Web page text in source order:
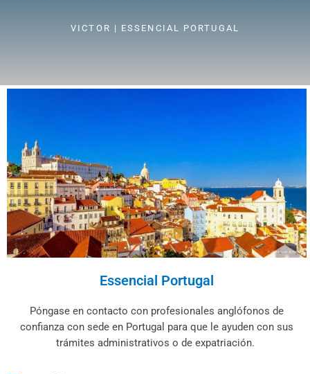
VICTOR | ESSENCIAL PORTUGAL
Essencial Portugal
Póngase en contacto con profesionales anglófonos de
confianza con sede en Portugal para que le ayuden con sus
trámites administrativos o de expatriación.